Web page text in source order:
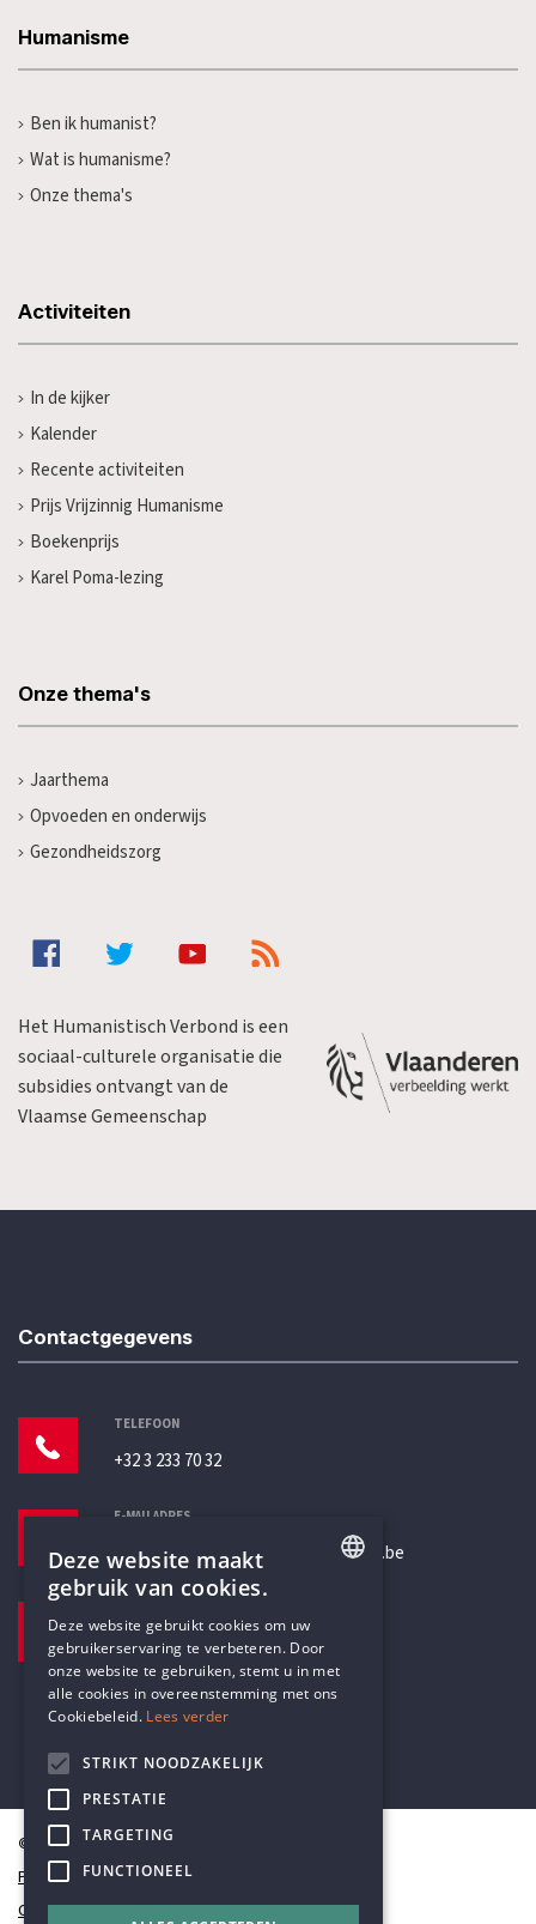
Humanisme
Ben ik humanist?
Wat is humanisme?
Onze thema's
Activiteiten
In de kijker
Kalender
Recente activiteiten
Prijs Vrijzinnig Humanisme
Boekenprijs
Karel Poma-lezing
Onze thema's
Jaarthema
Opvoeden en onderwijs
Gezondheidszorg
Het Humanistisch Verbond is een
sociaal-culturele organisatie die
subsidies ontvangt van de
Vlaamse Gemeenschap
Contactgegevens
TELEFOON
+32 3 233 70 32
E-MAILADRES
secretariaat@humanistischverbond.be
Pottenbrug 4
Antwerpen, 2000
© Humanistisch Verbond 2026
Privacy
Cookiestatement
DUTCH
Deze website maakt
gebruik van cookies.
Deze website gebruikt cookies om uw
gebruikerservaring te verbeteren. Door
onze website te gebruiken, stemt u in met
alle cookies in overeenstemming met ons
Cookiebeleid. Lees verder
STRIKT NOODZAKELIJK
PRESTATIE
TARGETING
FUNCTIONEEL